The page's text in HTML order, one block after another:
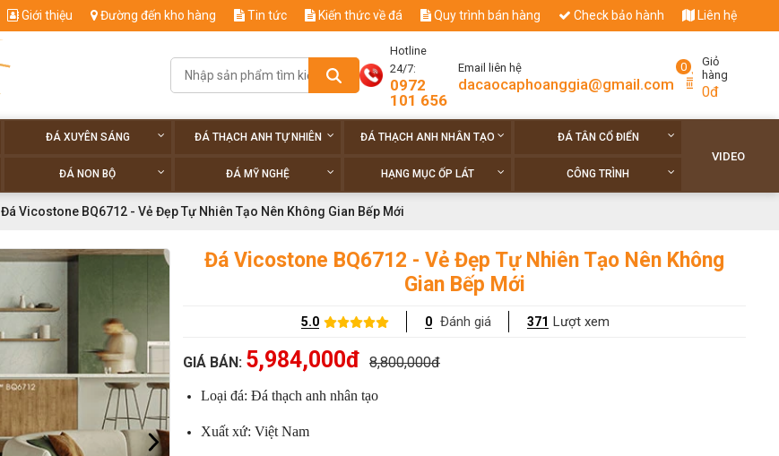
Giới thiệu Đường đến kho hàng Tin tức Kiến thức về đá Quy trình bán hàng Check bảo hành Liên hệ
Hotline
24/7:
0972
101 656
Email liên hệ
dacaocaphoanggia@gmail.com
0
Giỏ
hàng
0đ
ĐÁ XUYÊN SÁNG ĐÁ THẠCH ANH TỰ NHIÊN ĐÁ THẠCH ANH NHÂN TẠO ĐÁ TÂN CỔ ĐIỂN
ĐÁ NON BỘ ĐÁ MỸ NGHỆ HẠNG MỤC ỐP LÁT CÔNG TRÌNH
VIDEO
Đá Vicostone BQ6712 - Vẻ Đẹp Tự Nhiên Tạo Nên Không Gian Bếp Mới
Đá Vicostone BQ6712 - Vẻ Đẹp Tự Nhiên Tạo Nên Không
Gian Bếp Mới
5.0 0 Đánh giá 371 Lượt xem
GIÁ BÁN: 5,984,000đ 8,800,000đ
Loại đá: Đá thạch anh nhân tạo
Xuất xứ: Việt Nam